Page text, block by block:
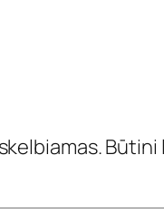
Būtini